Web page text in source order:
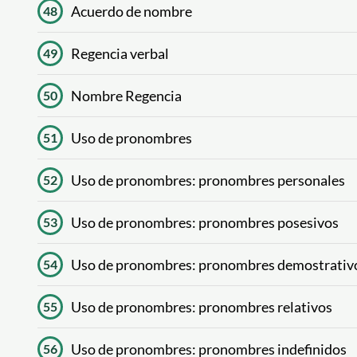
48 Acuerdo de nombre
49 Regencia verbal
50 Nombre Regencia
51 Uso de pronombres
52 Uso de pronombres: pronombres personales
53 Uso de pronombres: pronombres posesivos
54 Uso de pronombres: pronombres
55 Uso de pronombres: pronombres relativos
56 Uso de pronombres: pronombres indefinidos